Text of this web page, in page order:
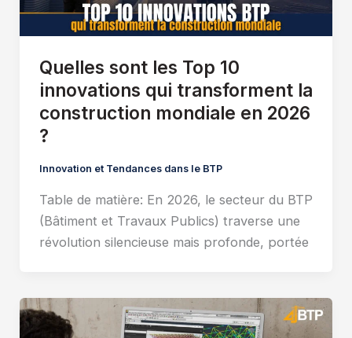
Quelles sont les Top 10
innovations qui transforment la
construction mondiale en 2026
?
Innovation et Tendances dans le BTP
Table de matière: En 2026, le secteur du BTP
(Bâtiment et Travaux Publics) traverse une
révolution silencieuse mais profonde, portée